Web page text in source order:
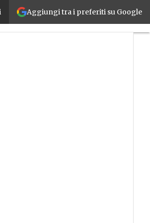
Aggiungi tra i preferiti su Google
e servizi per l’AI